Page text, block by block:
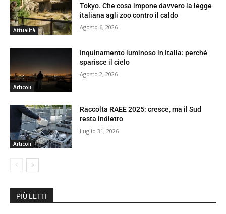
Attualità
Tokyo. Che cosa impone davvero la legge
italiana agli zoo contro il caldo
Agosto 6, 2026
Articoli
Inquinamento luminoso in Italia: perché
sparisce il cielo
Agosto 2, 2026
Articoli
Raccolta RAEE 2025: cresce, ma il Sud
resta indietro
Luglio 31, 2026
PIÙ LETTI